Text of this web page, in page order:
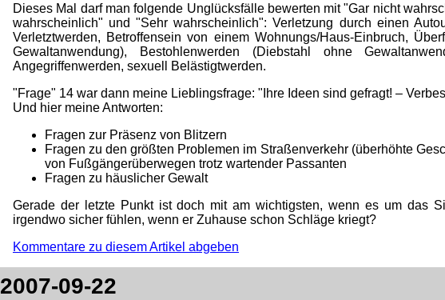
Dieses Mal darf man folgende Unglücksfälle bewerten mit "Gar nicht
wahrscheinlich" und "Sehr wahrscheinlich": Verletzung durch einen
Verletztwerden, Betroffensein von einem Wohnungs/Haus-Einbruch,
Gewaltanwendung), Bestohlenwerden (Diebstahl ohne
Angegriffenwerden, sexuell Belästigtwerden.
"Frage" 14 war dann meine Lieblingsfrage: "Ihre Ideen sind gefragt! –
Und hier meine Antworten:
Fragen zur Präsenz von Blitzern
Fragen zu den größten Problemen im Straßenverkehr (überhöhte
von Fußgängerüberwegen trotz wartender Passanten
Fragen zu häuslicher Gewalt
Gerade der letzte Punkt ist doch mit am wichtigsten, wenn es um das
irgendwo sicher fühlen, wenn er Zuhause schon Schläge kriegt?
Kommentare zu diesem Artikel abgeben
2007-09-22